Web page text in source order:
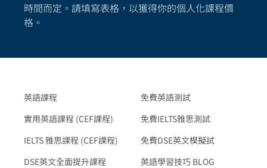
時間而定。請填寫表格，以獲得你的個人化課程價
格。
英語課程
實用英語課程 (CEF課程)
IELTS 雅思課程 (CEF課程)
DSE英文全面提升課程
免費英語測試
免費IELTS雅思測試
免費DSE英文模擬試
英語學習技巧 BLOG